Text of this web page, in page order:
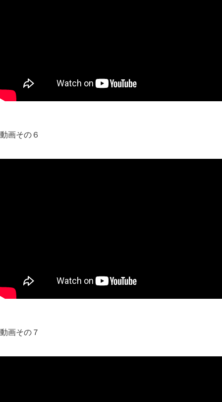
動画その６
動画その７